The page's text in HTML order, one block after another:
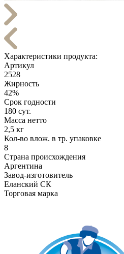
Характеристики продукта:
Артикул
2528
Жирность
42%
Срок годности
180 сут.
Масса нетто
2,5 кг
Кол-во влож. в тр. упаковке
8
Страна происхождения
Аргентина
Завод-изготовитель
Еланский СК
Торговая марка